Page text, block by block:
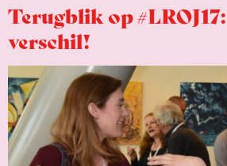
Terugblik op
verschil!